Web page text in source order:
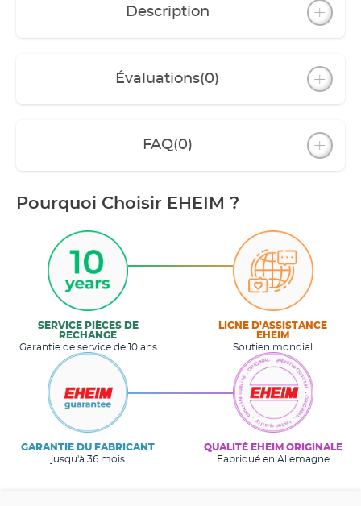
Description
Évaluations(0)
FAQ(0)
Pourquoi Choisir EHEIM ?
SERVICE PIÈCES DE
RECHANGE
Garantie de service de 10 ans
LIGNE D'ASSISTANCE
EHEIM
Soutien mondial
GARANTIE DU FABRICANT
jusqu'à 36 mois
QUALITÉ EHEIM ORIGINALE
Fabriqué en Allemagne